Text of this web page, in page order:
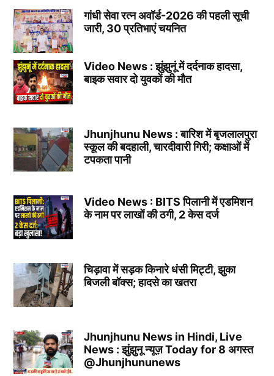
गांधी सेवा रत्न अवॉर्ड-2026 की पहली सूची
जारी, 30 प्रतिभाएं चयनित
Video News : झुंझुनूं में दर्दनाक हादसा,
बाइक सवार दो युवकों की मौत
Jhunjhunu News : बारिश में बृजलालपुरा
स्कूल की बदहाली, चारदीवारी गिरी; कक्षाओं में
टपकता पानी
Video News : BITS पिलानी में एडमिशन
के नाम पर लाखों की ठगी, 2 केस दर्ज
चिड़ावा में सड़क किनारे धंसी मिट्टी, झुका
बिजली बॉक्स; हादसे का खतरा
Jhunjhunu News in Hindi, Live
News : झुंझुनू न्यूज़ Today for 8 अगस्त
@Jhunjhununews